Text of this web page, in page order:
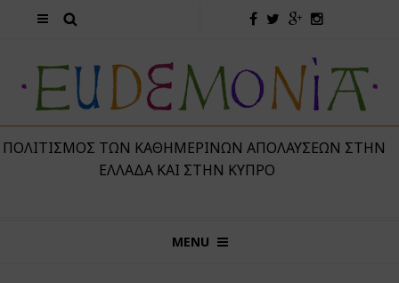
ΤΩΝ ΚΑΘΗΜΕΡΙΝΏΝ ΑΠΟΛΑΎΣΕΩΝ ΣΤΗΝ
ΕΛΛΆΔΑ ΚΑΙ ΣΤΗΝ ΚΎΠΡΟ
MENU